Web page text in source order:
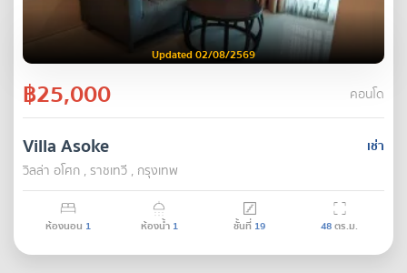
Updated 02/08/2569
฿25,000 คอนโด
เช่า
Villa Asoke
วิลล่า อโศก , ราชเทวี , กรุงเทพ
ห้องนอน 1 ห้องน้ำ 1 ชั้นที่ 19 48ตร.ม.